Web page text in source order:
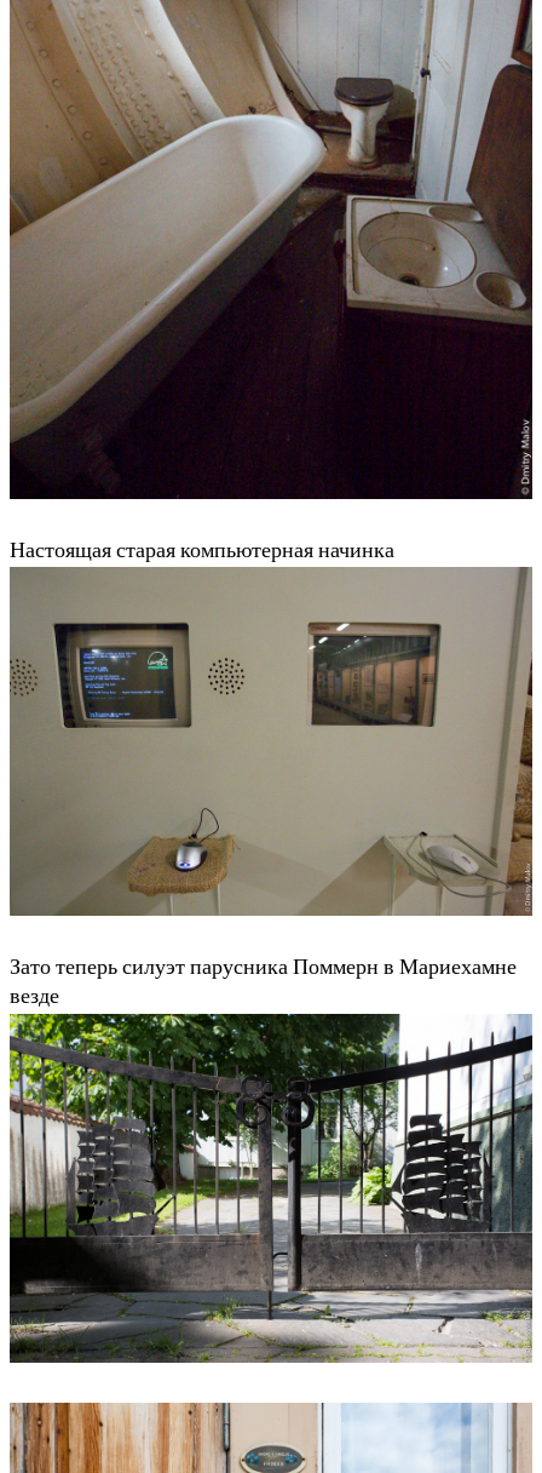
Настоящая старая компьютерная начинка
Зато теперь силуэт парусника Поммерн в Мариехамне
везде